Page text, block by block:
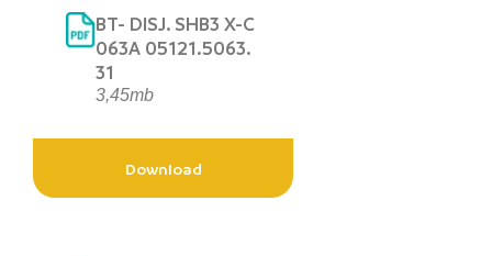
BT- DISJ. SHB3 X-C
063A 05121.5063.
31
3,45mb
Download